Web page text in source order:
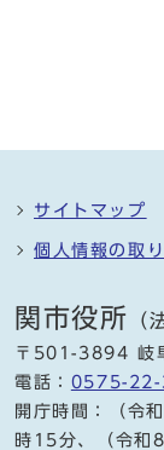
サイトマップ
個人情報の取
関市役所
〒501-3894 岐
電話： 0575-22-
開庁時間：（令
時15分、（令